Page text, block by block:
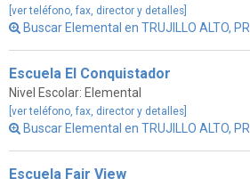
[ver teléfono, fax, director y detalles]
Buscar Elemental en TRUJILLO ALTO, PR
Escuela El Conquistador
Nivel Escolar: Elemental
[ver teléfono, fax, director y detalles]
Buscar Elemental en TRUJILLO ALTO, PR
Escuela Fair View